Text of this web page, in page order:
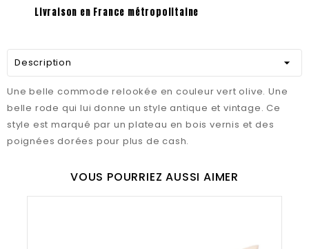
Livraison en France métropolitaine
Description
Une belle commode relookée en couleur vert olive. Une
belle rode qui lui donne un style antique et vintage. Ce
style est marqué par un plateau en bois vernis et des
poignées dorées pour plus de cash.
VOUS POURRIEZ AUSSI AIMER